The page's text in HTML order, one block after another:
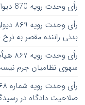
رأی وحدت رویه 870 دیوان عالی کشور درباره چک صیادی
رأی
بدنی راننده مقصر به نرخ
رأی
سهوی نظامیان جرم
صلاحیت دادگاه در